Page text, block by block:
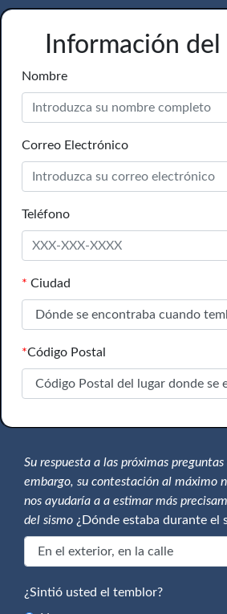
Información
Nombre
Correo Electrónico
Teléfono
* Ciudad
*Código Postal
Su respuesta a las próximas
embargo, su contestación al máximo
nos ayudaría a a estimar más
del sismo ¿Dónde estaba durante el
¿Sintió usted el temblor?